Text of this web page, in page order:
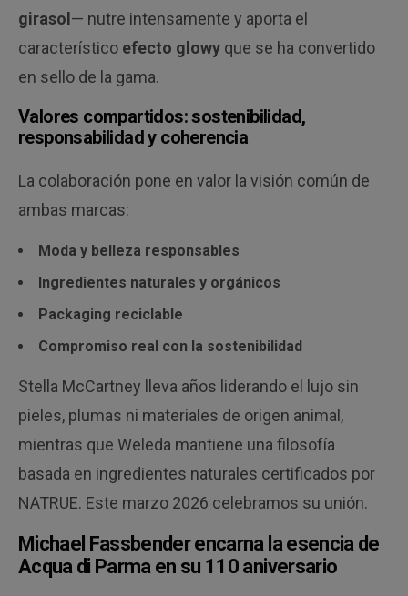
girasol— nutre intensamente y aporta el
característico efecto glowy que se ha convertido
en sello de la gama.
Valores compartidos: sostenibilidad,
responsabilidad y coherencia
La colaboración pone en valor la visión común de
ambas marcas:
Moda y belleza responsables
Ingredientes naturales y orgánicos
Packaging reciclable
Compromiso real con la sostenibilidad
Stella McCartney lleva años liderando el lujo sin
pieles, plumas ni materiales de origen animal,
mientras que Weleda mantiene una filosofía
basada en ingredientes naturales certificados por
NATRUE. Este marzo 2026 celebramos su unión.
Michael Fassbender encarna la esencia de
Acqua di Parma en su 110 aniversario